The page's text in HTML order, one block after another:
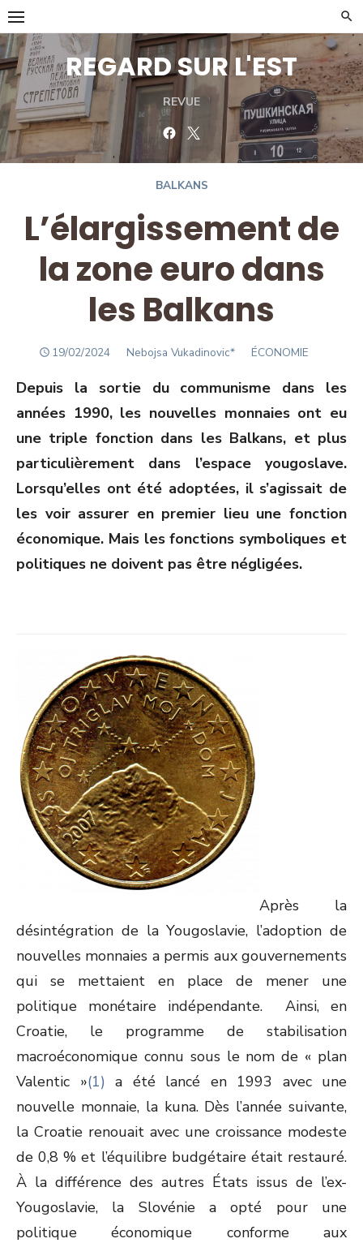
Skip
to
content
REGARD SUR L'EST
REVUE
FacebookTwitter
BALKANS
L’élargissement de
la zone euro dans
les Balkans
POSTED
19/02/2024 Author
Nebojsa Vukadinovic* ÉCONOMIE
Depuis la sortie du communisme dans les
années 1990, les nouvelles monnaies ont eu
une triple fonction dans les Balkans, et plus
particulièrement dans l’espace yougoslave.
Lorsqu’elles ont été adoptées, il s’agissait de
les voir assurer en premier lieu une fonction
économique. Mais les fonctions symboliques et
politiques ne doivent pas être négligées.
Après la
désintégration de la Yougoslavie, l’adoption de
nouvelles monnaies a permis aux gouvernements
qui se mettaient en place de mener une
politique monétaire indépendante. Ainsi, en
Croatie, le programme de stabilisation
macroéconomique connu sous le nom de « plan
Valentic »(1) a été lancé en 1993 avec une
nouvelle monnaie, la kuna. Dès l’année suivante,
la Croatie renouait avec une croissance modeste
de 0,8 % et l’équilibre budgétaire était restauré.
À la différence des autres États issus de l’ex-
Yougoslavie, la Slovénie a opté pour une
politique économique conforme aux